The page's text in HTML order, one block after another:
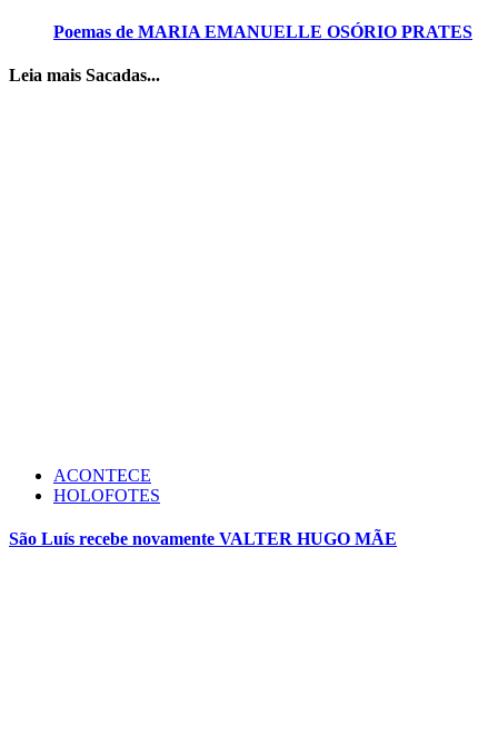
Poemas de MARIA EMANUELLE OSÓRIO PRATES
Leia mais Sacadas...
ACONTECE
HOLOFOTES
São Luís recebe novamente VALTER HUGO MÃE